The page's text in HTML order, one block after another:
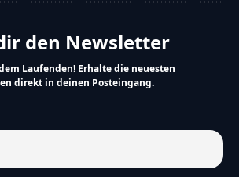
Spiel.
weiter gewinnen.
den Newsletter
Laufenden! Erhalte die neuesten
direkt in deinen Posteingang.